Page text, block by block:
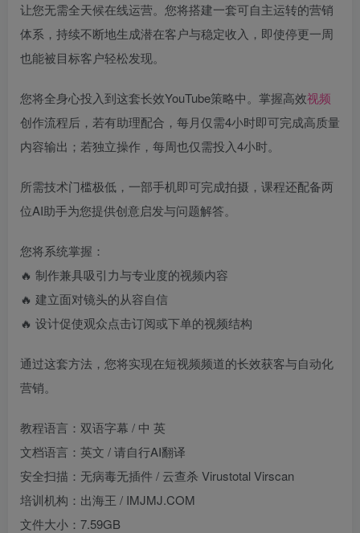
让您无需全天候在线运营。您将搭建一套可自主运转的营销
体系，持续不断地生成潜在客户与稳定收入，即使停更一周
也能被目标客户轻松发现。
您将全身心投入到这套长效YouTube策略中。掌握高效视频
创作流程后，若有助理配合，每月仅需4小时即可完成高质量
内容输出；若独立操作，每周也仅需投入4小时。
所需技术门槛极低，一部手机即可完成拍摄，课程还配备两
位AI助手为您提供创意启发与问题解答。
您将系统掌握：
🔥 制作兼具吸引力与专业度的视频内容
🔥 建立面对镜头的从容自信
🔥 设计促使观众点击订阅或下单的视频结构
通过这套方法，您将实现在短视频频道的长效获客与自动化
营销。
教程语言：双语字幕 / 中 英
文档语言：英文 / 请自行AI翻译
安全扫描：无病毒无插件 / 云查杀 Virustotal Virscan
培训机构：出海王 / IMJMJ.COM
文件大小：7.59GB